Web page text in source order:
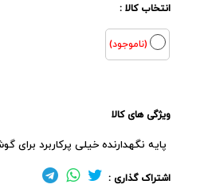
انتخاب کالا :
(ناموجود)
ویژگی های کالا
پایه نگهدارنده خیلی پرکاربرد برای
اشتراک گذاری :